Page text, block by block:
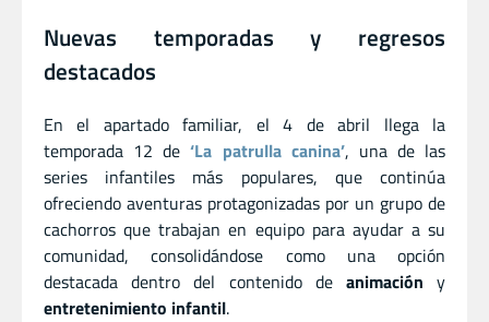
Nuevas temporadas y regresos
destacados
En el apartado familiar, el 4 de abril llega la
temporada 12 de‘La patrulla canina’, una de las
series infantiles más populares, que continúa
ofreciendo aventuras protagonizadas por un grupo de
cachorros que trabajan en equipo para ayudar a su
comunidad, consolidándose como una opción
destacada dentro del contenido de animación y
entretenimiento infantil.